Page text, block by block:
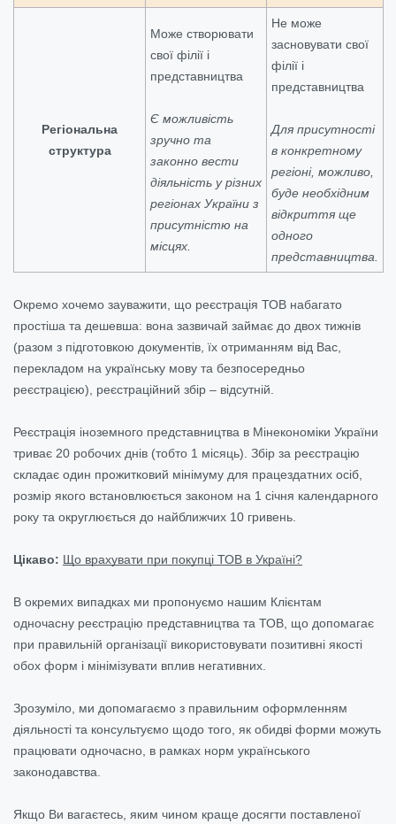
Регіональна
структура
Може створювати
свої філії і
представництва
Є можливість
зручно та
законно вести
діяльність у різних
регіонах України з
присутністю на
місцях.
Не може
засновувати свої
філії і
представництва
Для присутності
в конкретному
регіоні, можливо,
буде необхідним
відкриття ще
одного
представництва.
Окремо хочемо зауважити, що реєстрація ТОВ набагато
простіша та дешевша: вона зазвичай займає до двох тижнів
(разом з підготовкою документів, їх отриманням від Вас,
перекладом на українську мову та безпосередньо
реєстрацією), реєстраційний збір – відсутній.
Реєстрація іноземного представництва в Мінекономіки України
триває 20 робочих днів (тобто 1 місяць). Збір за реєстрацію
складає один прожитковий мінімуму для працездатних осіб,
розмір якого встановлюється законом на 1 січня календарного
року та округлюється до найближчих 10 гривень
Цікаво: Що врахувати при покупці ТОВ в Україні?
В окремих випадках ми пропонуємо нашим Клієнтам
одночасну реєстрацію представництва та ТОВ, що допомагає
при правильній організації використовувати позитивні якості
обох форм і мінімізувати вплив негативних.
Зрозуміло, ми допомагаємо з правильним оформленням
діяльності та консультуємо щодо того, як обидві форми можуть
працювати одночасно, в рамках норм українського
законодавства.
Якщо Ви вагаєтесь, яким чином краще досягти поставленої